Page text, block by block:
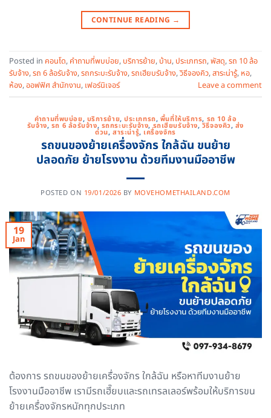
CONTINUE READING →
Posted in คอนโด, คำถามที่พบบ่อย, บริการย้าย, บ้าน, ประเภทรถ,พัสดุ,รถ 10 ล้อ
รับจ้าง,รถ 6 ล้อรับจ้าง,รถกระบะรับจ้าง,รถเฮียบรับจ้าง,วิธีจองคิว,สาระน่ารู้, หอ,
ห้อง,ออฟฟิศ สำนักงาน, เฟอร์นิเจอร์ Leave a comment
คำถามที่พบบ่อย, บริการย้าย,ประเภทรถ, พื้นที่ให้บริการ, รถ 10 ล้อ
รับจ้าง, รถ 6 ล้อรับจ้าง, รถกระบะรับจ้าง,รถเฮียบรับจ้าง, วิธีจองคิว, ส่ง
ด่วน,สาระน่ารู้, เครื่องจักร
รถขนของย้ายเครื่องจักร ใกล้ฉัน ขนย้าย
ปลอดภัย ย้ายโรงงาน ด้วยทีมงานมืออาชีพ
POSTED ON 19/01/2026 BY MOVEHOMETHAILAND.COM
19
Jan
ต้องการ รถขนของย้ายเครื่องจักร ใกล้ฉัน หรือหาทีมงานย้าย
โรงงานมืออาชีพ เรามีรถเฮี๊ยบและรถเทรลเลอร์พร้อมให้บริการขน
ย้ายเครื่องจักรหนักทุกประเภท